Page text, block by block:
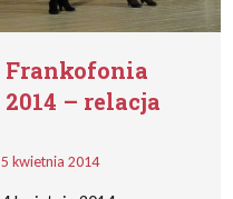
Frankofonia
2014 – relacja
5 kwietnia 2014